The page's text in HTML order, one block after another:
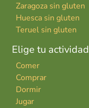
Zaragoza sin gluten
Huesca sin gluten
Teruel sin gluten
Elige tu actividad
Comer
Comprar
Dormir
Jugar